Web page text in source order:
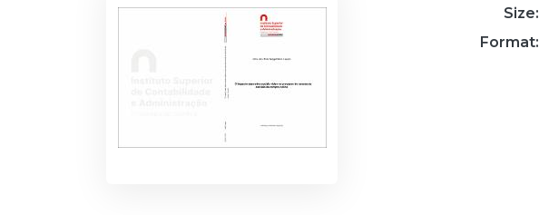
Size:
Format: